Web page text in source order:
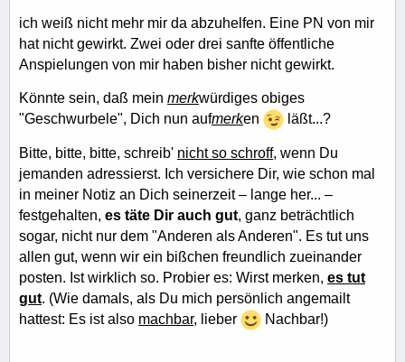
ich weiß nicht mehr mir da abzuhelfen. Eine PN von mir
hat nicht gewirkt. Zwei oder drei sanfte öffentliche
Anspielungen von mir haben bisher nicht gewirkt.
Könnte sein, daß mein merkwürdiges obiges
"Geschwurbele", Dich nun aufmerken läßt...?
Bitte, bitte, bitte, schreib' nicht so schroff, wenn Du
jemanden adressierst. Ich versichere Dir, wie schon mal
in meiner Notiz an Dich seinerzeit – lange her... –
festgehalten, es täte Dir auch gut, ganz beträchtlich
sogar, nicht nur dem "Anderen als Anderen". Es tut uns
allen gut, wenn wir ein bißchen freundlich zueinander
posten. Ist wirklich so. Probier es: Wirst merken, es tut
gut. (Wie damals, als Du mich persönlich angemailt
hattest: Es ist also machbar, lieber Nachbar!)